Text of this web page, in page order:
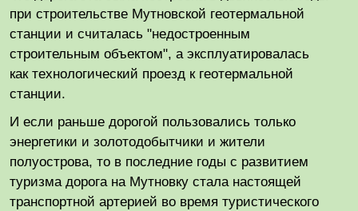
при строительстве Мутновской геотермальной
станции и считалась "недостроенным
строительным объектом", а эксплуатировалась
как технологический проезд к геотермальной
станции.
И если раньше дорогой пользовались только
энергетики и золотодобытчики и жители
полуострова, то в последние годы с развитием
туризма дорога на Мутновку стала настоящей
транспортной артерией во время туристического